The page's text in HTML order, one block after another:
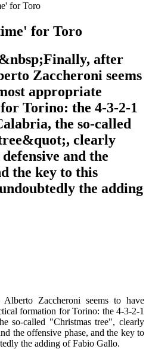
for Toro
for Toro
after
Zaccheroni seems
appropriate
Torino: the 4-3-2-1
the so-called
clearly
and the
the key to this
the adding
Zaccheroni seems to have
formation for Torino: the 4-3-2-1
so-called "Christmas tree", clearly
the offensive phase, and the key to
the adding of Fabio Gallo.